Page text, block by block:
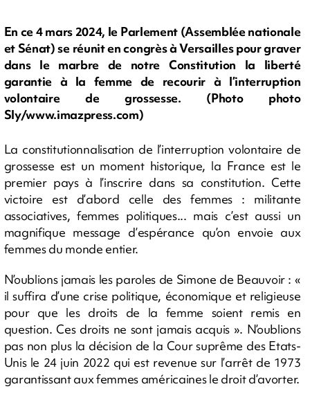
En ce 4 mars 2024, le Parlement (Assemblée nationale
et Sénat) se réunit en congrès à Versailles pour graver
dans le marbre de notre Constitution la liberté
garantie à la femme de recourir à l’interruption
volontaire de grossesse. (Photo photo
Sly/www.imazpress.com)
La constitutionnalisation de l’interruption volontaire de
grossesse est un moment historique, la France est le
premier pays à l’inscrire dans sa constitution. Cette
victoire est d’abord celle des femmes : militante
associatives, femmes politiques... mais c’est aussi un
magnifique message d’espérance qu’on envoie aux
femmes du monde entier.
N’oublions jamais les paroles de Simone de Beauvoir : «
il suffira d’une crise politique, économique et religieuse
pour que les droits de la femme soient remis en
question. Ces droits ne sont jamais acquis ». N’oublions
pas non plus la décision de la Cour suprême des Etats-
Unis le 24 juin 2022 qui est revenue sur l’arrêt de 1973
garantissant aux femmes américaines le droit d’avorter.